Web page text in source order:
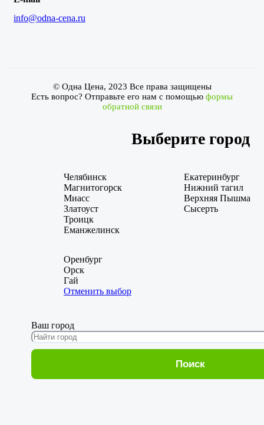
info@odna-cena.ru
© Одна Цена, 2023 Все права защищены
Есть вопрос? Отправьте его нам с помощью формы
обратной связи
Выберите город
Челябинск
Магнитогорск
Миасс
Златоуст
Троицк
Еманжелинск
Екатеринбург
Нижний тагил
Верхняя Пышма
Сысерть
Оренбург
Орск
Гай
Отменить выбор
Ваш город
Поиск